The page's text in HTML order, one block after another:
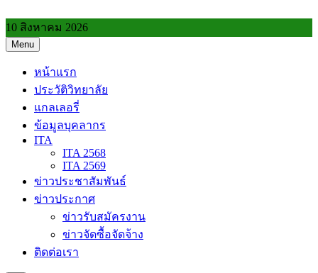
to
content
10 สิงหาคม 2026
Menu
หน้าแรก
ประวัติวิทยาลัย
แกลเลอรี่
ข้อมูลบุคลากร
ITA
ITA 2568
ITA 2569
ข่าวประชาสัมพันธ์
ข่าวประกาศ
ข่าวรับสมัครงาน
ข่าวจัดซื้อจัดจ้าง
ติดต่อเรา